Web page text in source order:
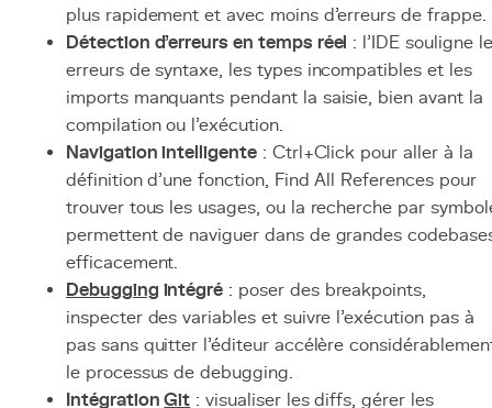
plus rapidement et avec moins d'erreurs de frappe.
Détection d'erreurs en temps réel : l'IDE souligne
erreurs de syntaxe, les types incompatibles et les
imports manquants pendant la saisie, bien avant la
compilation ou l'exécution.
Navigation intelligente: Ctrl+Click pour aller à la
définition d'une fonction, Find All References pour
trouver tous les usages, ou la recherche par
permettent de naviguer dans de grandes
efficacement.
Debugging intégré : poser des breakpoints,
inspecter des variables et suivre l'exécution pas à
pas sans quitter l'éditeur accélère
le processus de debugging.
IntégrationGit : visualiser les diffs, gérer les